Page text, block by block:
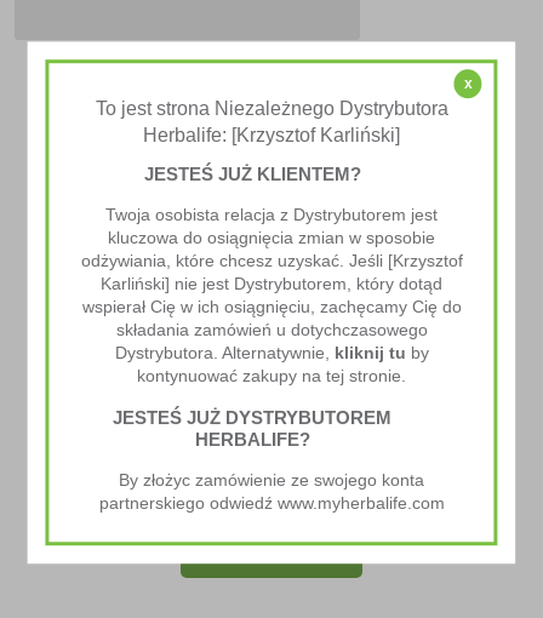
Baton Formuła 1 Express
132.00zł
x
To jest strona Niezależnego Dystrybutora
Herbalife: [Krzysztof Karliński]
JESTEŚ JUŻ KLIENTEM?
Twoja osobista relacja z Dystrybutorem jest
kluczowa do osiągnięcia zmian w sposobie
odżywiania, które chcesz uzyskać. Jeśli [Krzysztof
Karliński] nie jest Dystrybutorem, który dotąd
wspierał Cię w ich osiągnięciu, zachęcamy Cię do
składania zamówień u dotychczasowego
Dystrybutora. Alternatywnie, kliknij tu by
kontynuować zakupy na tej stronie.
JESTEŚ JUŻ DYSTRYBUTOREM
HERBALIFE?
By złożyc zamówienie ze swojego konta
partnerskiego odwiedź www.myherbalife.com